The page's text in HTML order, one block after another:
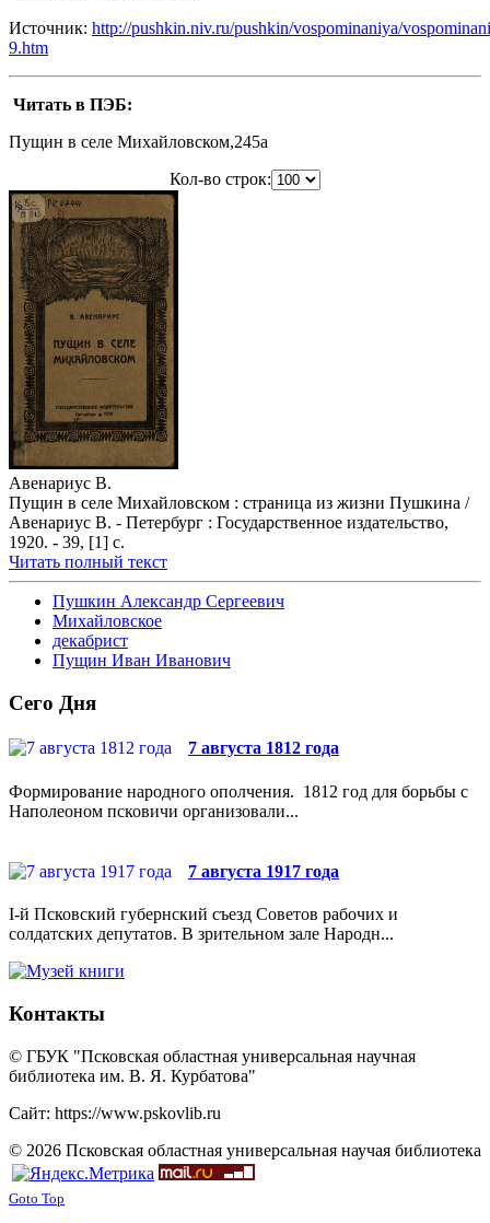
Источник: http://pushkin.niv.ru/pushkin/vospominaniya/
9.htm
Читать в ПЭБ:
Пущин в селе Михайловском,245a
Кол-во строк:
Авенариус В.
Пущин в селе Михайловском : страница из жизни Пушкина /
Авенариус В. - Петербург : Государственное издательство,
1920. - 39, [1] с.
Читать полный текст
Пушкин Александр Сергеевич
Михайловское
декабрист
Пущин Иван Иванович
Сего Дня
7 августа 1812 года
Формирование народного ополчения. 1812 год для борьбы с
Наполеоном псковичи организовали...
7 августа 1917 года
I-й Псковский губернский съезд Советов рабочих и
солдатских депутатов. В зрительном зале Народн...
Контакты
© ГБУК "Псковская областная универсальная научная
библиотека им. В. Я. Курбатова"
Сайт: https://www.pskovlib.ru
© 2026 Псковская областная универсальная научая библиотека
Goto Top